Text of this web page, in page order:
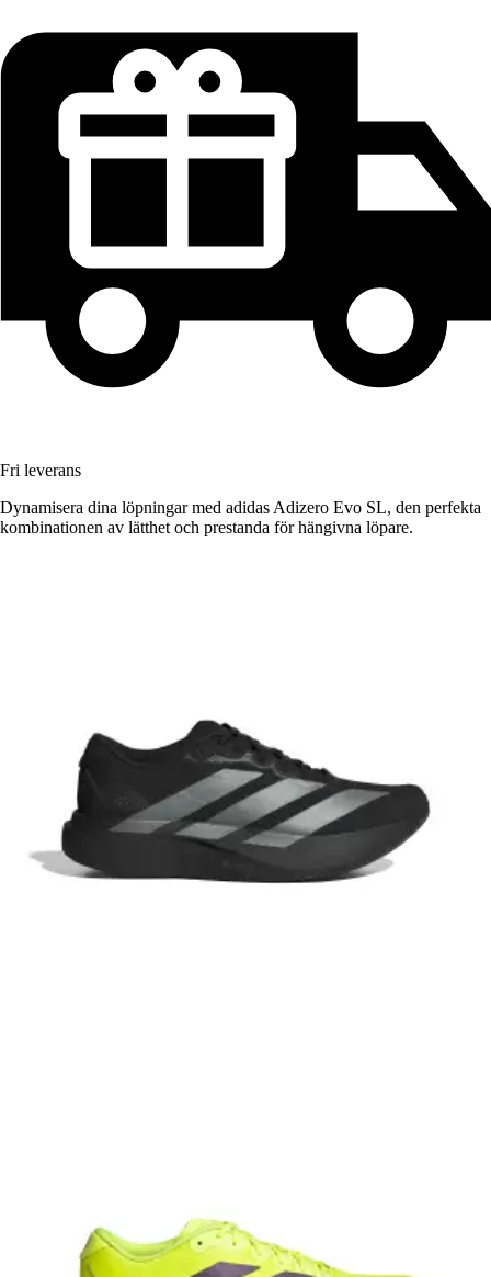
Fri leverans
Dynamisera dina löpningar med adidas Adizero Evo SL, den perfekta
kombinationen av lätthet och prestanda för hängivna löpare.